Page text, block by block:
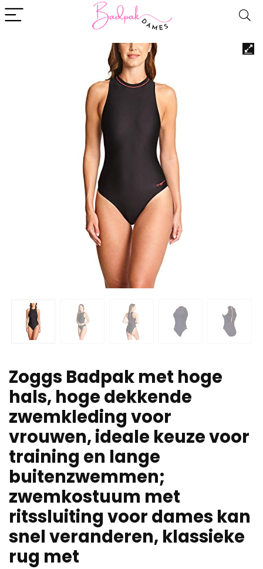
Zoggs Badpak met hoge
hals, hoge dekkende
zwemkleding voor
vrouwen, ideale keuze voor
training en lange
buitenzwemmen;
zwemkostuum met
ritssluiting voor dames kan
snel veranderen, klassieke
rug met